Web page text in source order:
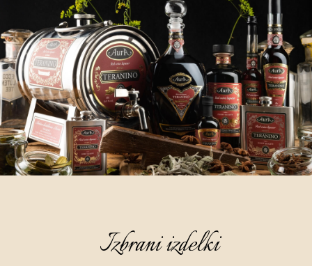
Izbrani izdelki